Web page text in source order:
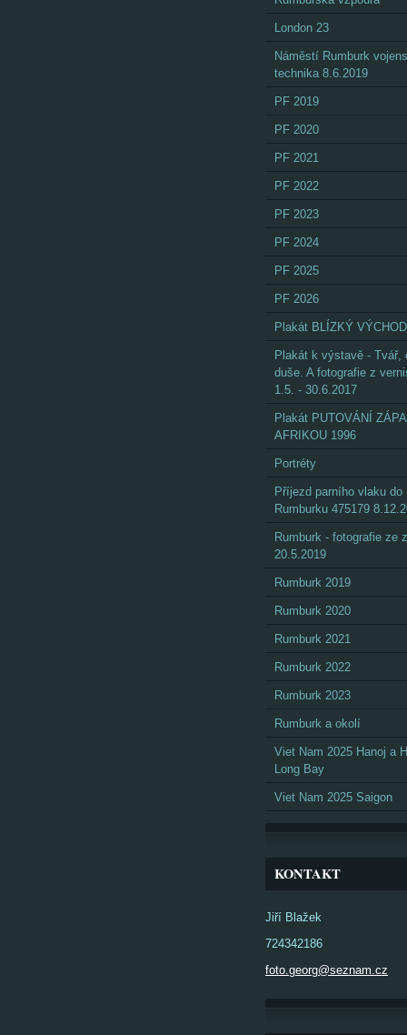
London 23
Náměstí Rumburk
technika 8.6.2019
PF 2019
PF 2020
PF 2021
PF 2022
PF 2023
PF 2024
PF 2025
PF 2026
Plakát BLÍZKÝ
Plakát k výstavě - Tvář,
duše. A fotografie z
1.5. - 30.6.2017
Plakát PUTOVÁNÍ
AFRIKOU 1996
Portréty
Příjezd parního vlaku do
Rumburku 475179
Rumburk - fotografie ze
20.5.2019
Rumburk 2019
Rumburk 2020
Rumburk 2021
Rumburk 2022
Rumburk 2023
Rumburk a okolí
Viet Nam 2025 Hanoj a
Long Bay
Viet Nam 2025 Saigon
KONTAKT
Jiří Blažek
724342186
foto.georg@seznam.cz